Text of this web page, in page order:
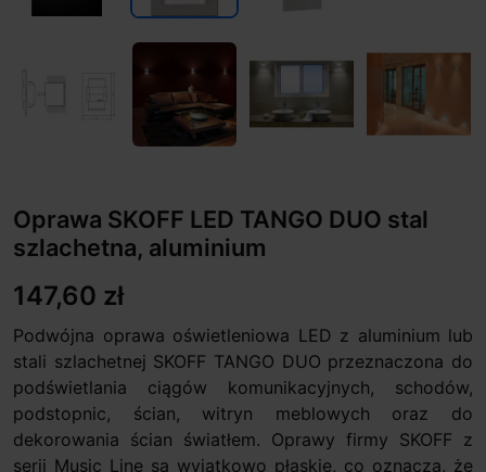
Oprawa SKOFF LED TANGO DUO stal
szlachetna, aluminium
147,60 zł
Podwójna oprawa oświetleniowa LED z aluminium lub
stali szlachetnej SKOFF TANGO DUO przeznaczona do
podświetlania ciągów komunikacyjnych, schodów,
podstopnic, ścian, witryn meblowych oraz do
dekorowania ścian światłem. Oprawy firmy SKOFF z
serii Music Line są wyjątkowo płaskie, co oznacza, że